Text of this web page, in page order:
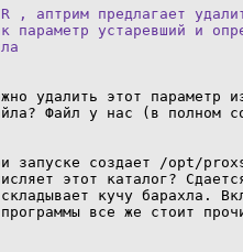
, аптрим предлагает
устаревший и
удалить этот параметр
Файл у нас (в полном
запуске создает /opt/
этот каталог?
кучу барахла.
все же стоит